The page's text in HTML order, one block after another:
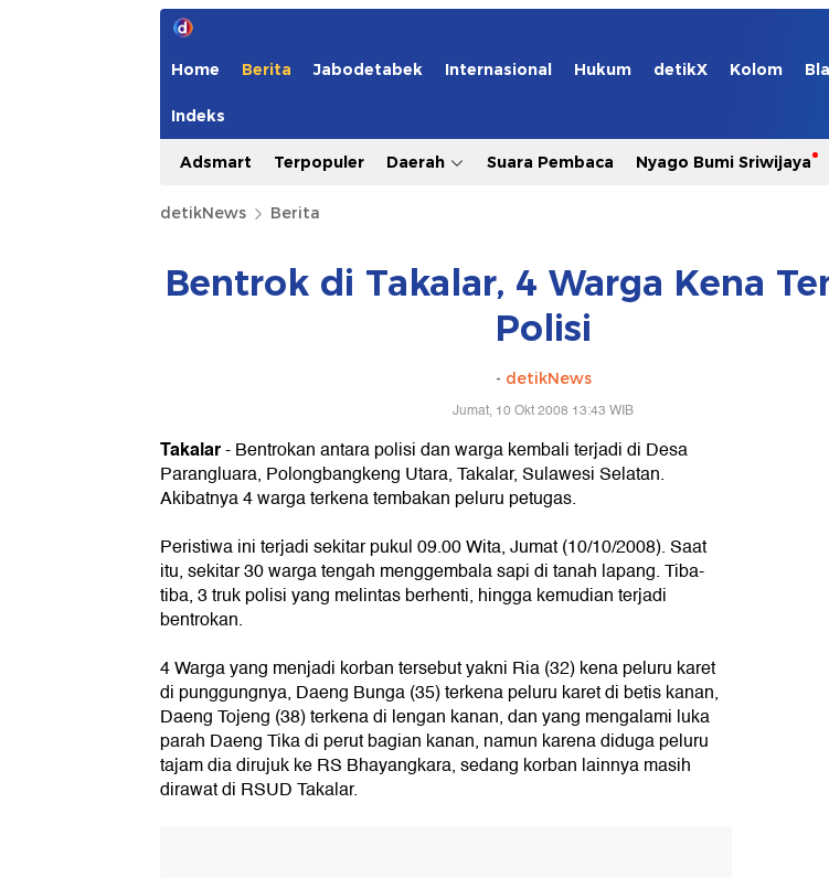
Home Berita Jabodetabek Internasional Hukum detikX Kolom
Indeks
Adsmart Terpopuler Daerah Suara Pembaca Nyago Bumi Sriwijaya
detikNews Berita
Bentrok di Takalar, 4 Warga Kena
Polisi
- detikNews
Jumat, 10 Okt 2008 13:43 WIB
Takalar-Bentrokan antara polisi dan warga kembali terjadi di Desa
Parangluara, Polongbangkeng Utara, Takalar, Sulawesi Selatan.
Akibatnya 4 warga terkena tembakan peluru petugas.
Peristiwa ini terjadi sekitar pukul 09.00 Wita, Jumat (10/10/2008). Saat
itu, sekitar 30 warga tengah menggembala sapi di tanah lapang. Tiba-
tiba, 3 truk polisi yang melintas berhenti, hingga kemudian terjadi
bentrokan.
4 Warga yang menjadi korban tersebut yakni Ria (32) kena peluru karet
di punggungnya, Daeng Bunga (35) terkena peluru karet di betis kanan,
Daeng Tojeng (38) terkena di lengan kanan, dan yang mengalami luka
parah Daeng Tika di perut bagian kanan, namun karena diduga peluru
tajam dia dirujuk ke RS Bhayangkara, sedang korban lainnya masih
dirawat di RSUD Takalar.